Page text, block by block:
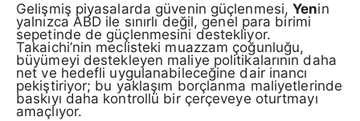
Gelişmiş piyasalarda güvenin güçlenmesi,Yenin
yalnızca ABD ile sınırlı değil, genel para birimi
sepetinde de güçlenmesini destekliyor.
Takaichi’nin meclisteki muazzam çoğunluğu,
büyümeyi destekleyen maliye politikalarının daha
net ve hedefli uygulanabileceğine dair inancı
pekiştiriyor; bu yaklaşım borçlanma maliyetlerinde
baskıyı daha kontrollü bir çerçeveye oturtmayı
amaçlıyor.